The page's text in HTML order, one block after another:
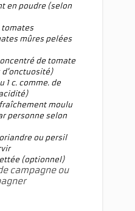
en poudre (selon
tomates
mûres pelées
de tomate
d'onctuosité)
1 c. comme. de
moulu
personne selon
ou persil
(optionnel)
campagne ou